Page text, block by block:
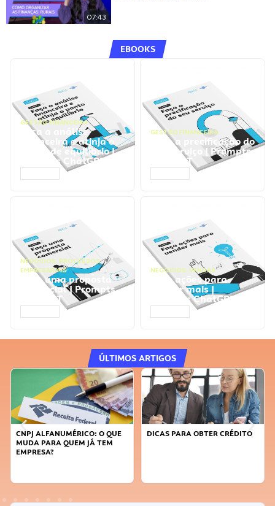
07:43
EBOOKS
GESTÃO FINANCEIRA
Faça a análise
financeira e atinja o
ponto de equilíbrio |
Prompts ChatGPT
GESTÃO FINANCEIRA
Faça a precificação do
seu serviço | Prompts
ChatGPT
NEGÓCIOS, PROCESSOS
EMPRESARIAIS
Faça uma proposta
comercial | Prompts
ChatGPT
NEGÓCIOS, VENDAS
Faça ações para
vender mais |
Prompts ChatGPT
ÚLTIMOS ARTIGOS
CNPJ ALFANUMÉRICO: O QUE
MUDA PARA QUEM JÁ TEM
EMPRESA?
DICAS PARA OBTER CRÉDITO